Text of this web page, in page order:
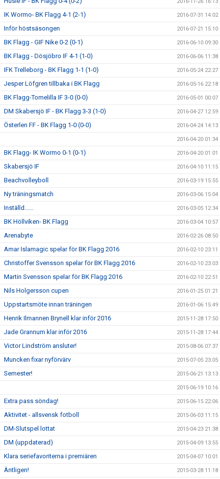
IK Wormo- BK Flagg 4-1 (2-1) 2016-07-31 14:02
Inför höstsäsongen 2016-07-21 15:10
BK Flagg - GIF Nike 0-2 (0-1) 2016-06-10 09:30
BK Flagg - Dösjöbro IF 4-1 (1-0) 2016-06-06 11:38
IFK Trelleborg - BK Flagg 1-1 (1-0) 2016-05-24 22:27
Jesper Löfgren tillbaka i BK Flagg 2016-05-16 22:18
BK Flagg-Tomelilla IF 3-0 (0-0) 2016-05-01 00:07
DM Skabersjö IF - BK Flagg 3-3 (1-0) 2016-04-27 12:59
Österlen FF - BK Flagg 1-0 (0-0) 2016-04-24 14:13
2016-04-20 01:34
BK Flagg- IK Wormo 0-1 (0-1) 2016-04-20 01:01
Skabersjö IF 2016-04-10 11:15
Beachvolleyboll 2016-03-19 15:55
Ny träningsmatch 2016-03-06 15:04
Inställd...... 2016-03-05 12:34
BK Höllviken- BK Flagg 2016-03-04 10:57
Arenabyte 2016-02-26 08:50
Amar Islamagic spelar för BK Flagg 2016 2016-02-10 23:11
Christoffer Svensson spelar för BK Flagg 2016 2016-02-10 23:03
Martin Svensson spelar för BK Flagg 2016 2016-02-10 22:51
Nils Holgersson cupen 2016-01-25 01:21
Uppstartsmöte innan träningen 2016-01-06 15:49
Henrik Ilmannen Brynell klar inför 2016 2015-11-28 17:50
Jade Grannum klar inför 2016 2015-11-28 17:44
Victor Lindström ansluter! 2015-08-06 07:37
Muncken fixar nyförvärv 2015-07-05 23:05
Semester! 2015-06-21 13:13
2015-06-19 10:16
Extra pass söndag! 2015-06-15 22:06
Aktivitet - allsvensk fotboll 2015-06-03 11:15
DM-Slutspel lottat 2015-04-23 21:38
DM (uppdaterad) 2015-04-09 13:55
Klara seriefavoriterna i premiären 2015-04-07 10:01
Äntligen! 2015-03-28 11:18